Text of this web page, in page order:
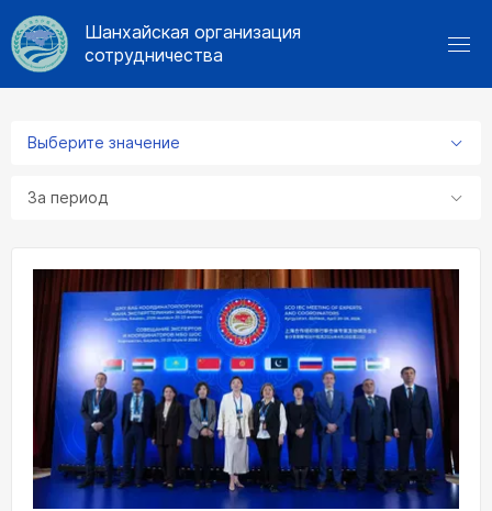
Шанхайская организация
сотрудничества
Выберите значение
За период